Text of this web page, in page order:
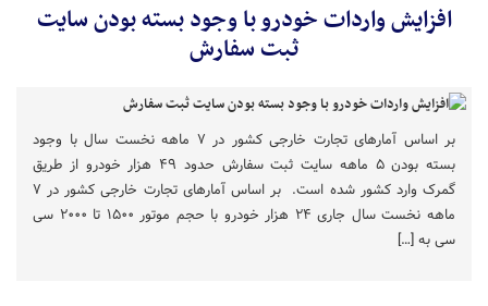
افزایش واردات خودرو با وجود بسته بودن سایت
ثبت سفارش
بر اساس آمارهای تجارت خارجی کشور در ۷ ماهه نخست سال با وجود
بسته بودن ۵ ماهه سایت ثبت سفارش حدود ۴۹ هزار خودرو از طریق
گمرک وارد کشور شده است. بر اساس آمارهای تجارت خارجی کشور در ۷
ماهه نخست سال جاری ۲۴ هزار خودرو با حجم موتور ۱۵۰۰ تا ۲۰۰۰ سی
سی به […]